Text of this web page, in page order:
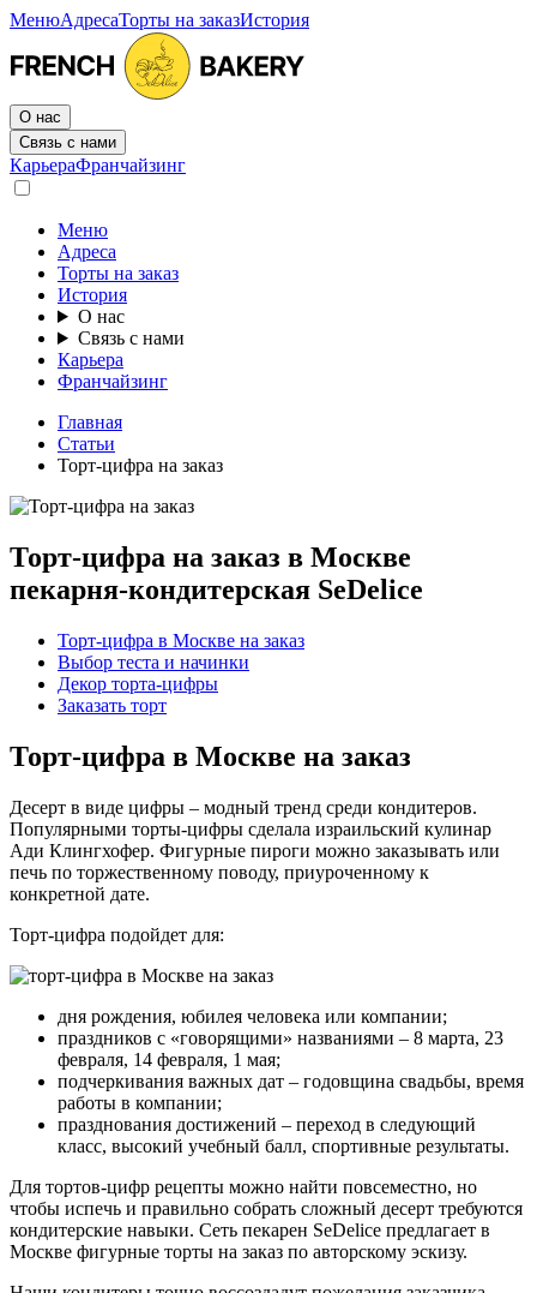
МенюАдресаТорты на заказИстория
О нас
Связь с нами
КарьераФранчайзинг
Меню
Адреса
Торты на заказ
История
О нас
Связь с нами
Карьера
Франчайзинг
Главная
Статьи
Торт-цифра на заказ
Торт-цифра на заказ в Москве
пекарня-кондитерская SeDelice
Торт-цифра в Москве на заказ
Выбор теста и начинки
Декор торта-цифры
Заказать торт
Торт-цифра в Москве на заказ
Десерт в виде цифры – модный тренд среди кондитеров.
Популярными торты-цифры сделала израильский кулинар
Ади Клингхофер. Фигурные пироги можно заказывать или
печь по торжественному поводу, приуроченному к
конкретной дате.
Торт-цифра подойдет для:
дня рождения, юбилея человека или компании;
праздников с «говорящими» названиями – 8 марта, 23
февраля, 14 февраля, 1 мая;
подчеркивания важных дат – годовщина свадьбы, время
работы в компании;
празднования достижений – переход в следующий
класс, высокий учебный балл, спортивные результаты.
Для тортов-цифр рецепты можно найти повсеместно, но
чтобы испечь и правильно собрать сложный десерт требуются
кондитерские навыки. Сеть пекарен SeDelice предлагает в
Москве фигурные торты на заказ по авторскому эскизу.